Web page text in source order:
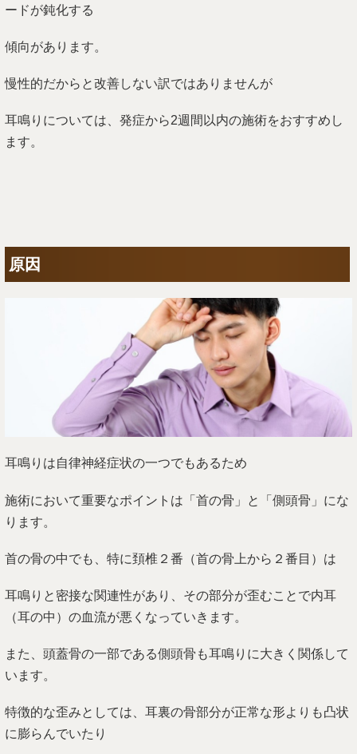
ードが鈍化する
傾向があります。
慢性的だからと改善しない訳ではありませんが
耳鳴りについては、発症から2週間以内の施術をおすすめし
ます。
原因
耳鳴りは自律神経症状の一つでもあるため
施術において重要なポイントは「首の骨」と「側頭骨」にな
ります。
首の骨の中でも、特に頚椎２番（首の骨上から２番目）は
耳鳴りと密接な関連性があり、その部分が歪むことで内耳
（耳の中）の血流が悪くなっていきます。
また、頭蓋骨の一部である側頭骨も耳鳴りに大きく関係して
います。
特徴的な歪みとしては、耳裏の骨部分が正常な形よりも凸状
に膨らんでいたり